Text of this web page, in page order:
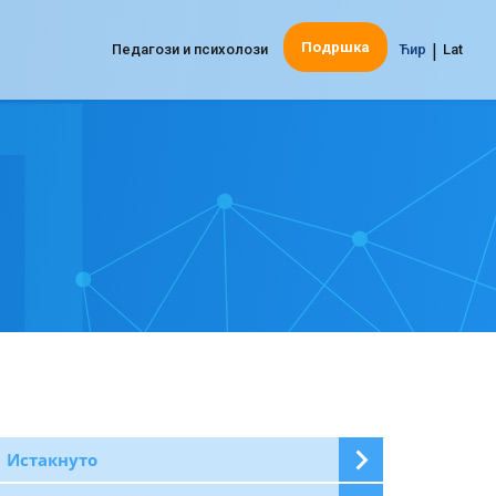
Ћир | Lat
Педагози и психолози Подршка
Истакнуто